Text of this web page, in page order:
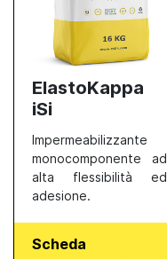
ElastoKappa
iSi
Impermeabilizzante
monocomponente ad
alta flessibilità ed
adesione.
Scheda